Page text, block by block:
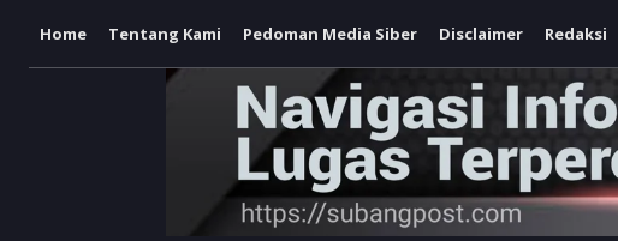
Home Tentang Kami Pedoman Media Siber Disclaimer Redaksi